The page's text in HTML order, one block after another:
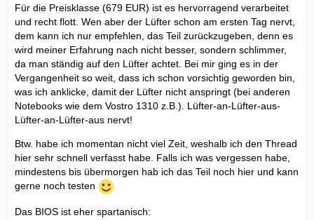
Für die Preisklasse (679 EUR) ist es hervorragend verarbeitet
und recht flott. Wen aber der Lüfter schon am ersten Tag nervt,
dem kann ich nur empfehlen, das Teil zurückzugeben, denn es
wird meiner Erfahrung nach nicht besser, sondern schlimmer,
da man ständig auf den Lüfter achtet. Bei mir ging es in der
Vergangenheit so weit, dass ich schon vorsichtig geworden bin,
was ich anklicke, damit der Lüfter nicht anspringt (bei anderen
Notebooks wie dem Vostro 1310 z.B.). Lüfter-an-Lüfter-aus-
Lüfter-an-Lüfter-aus nervt!
Btw. habe ich momentan nicht viel Zeit, weshalb ich den Thread
hier sehr schnell verfasst habe. Falls ich was vergessen habe,
mindestens bis übermorgen hab ich das Teil noch hier und kann
gerne noch testen
Das BIOS ist eher spartanisch: